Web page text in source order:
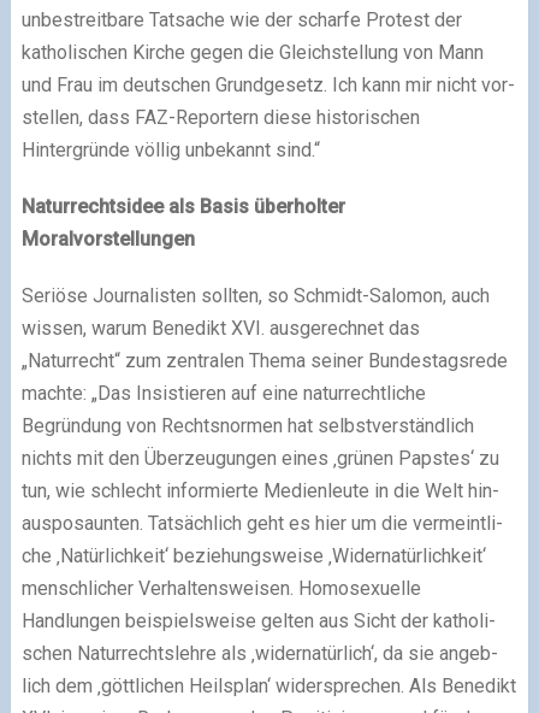
unbe­streit­bare Tatsache wie der scharfe Protest der
katho­li­schen Kirche gegen die Gleichstellung von Mann
und Frau im deut­schen Grundgesetz. Ich kann mir nicht vor­
stel­len, dass FAZ-Reportern diese his­to­ri­schen
Hintergründe völ­lig unbe­kannt sind.“
Naturrechtsidee als Basis über­hol­ter
Moralvorstellungen
Seriöse Journalisten soll­ten, so Schmidt-Salomon, auch
wis­sen, warum Benedikt XVI. aus­ge­rech­net das
„Naturrecht“ zum zen­tra­len Thema sei­ner Bundestagsrede
machte: „Das Insistieren auf eine natur­recht­li­che
Begründung von Rechtsnormen hat selbst­ver­ständ­lich
nichts mit den Über­zeu­gun­gen eines ‚grü­nen Papstes‘ zu
tun, wie schlecht infor­mierte Medienleute in die Welt hin­
aus­po­saun­ten. Tatsächlich geht es hier um die ver­meint­li­
che ‚Natürlichkeit‘ bezie­hungs­weise ‚Widernatürlichkeit‘
mensch­li­cher Verhaltensweisen. Homosexuelle
Handlungen bei­spiels­weise gel­ten aus Sicht der katho­li­
schen Naturrechtslehre als ‚wider­na­tür­lich‘, da sie angeb­
lich dem ‚gött­li­chen Heilsplan‘ wider­spre­chen. Als Benedikt